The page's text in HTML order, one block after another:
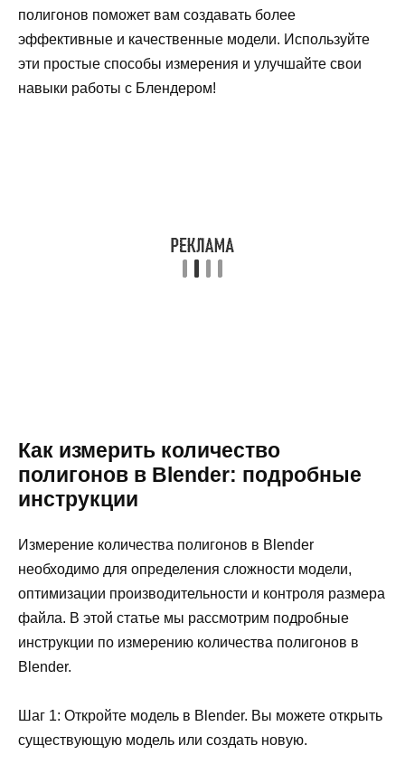
полигонов поможет вам создавать более
эффективные и качественные модели. Используйте
эти простые способы измерения и улучшайте свои
навыки работы с Блендером!
Как измерить количество
полигонов в Blender: подробные
инструкции
Измерение количества полигонов в Blender
необходимо для определения сложности модели,
оптимизации производительности и контроля размера
файла. В этой статье мы рассмотрим подробные
инструкции по измерению количества полигонов в
Blender.
Шаг 1: Откройте модель в Blender. Вы можете открыть
существующую модель или создать новую.